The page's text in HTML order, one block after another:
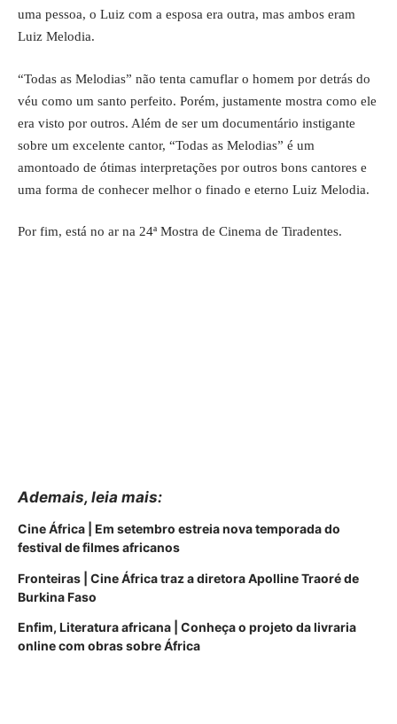
uma pessoa, o Luiz com a esposa era outra, mas ambos eram
Luiz Melodia.
“Todas as Melodias” não tenta camuflar o homem por detrás do
véu como um santo perfeito. Porém, justamente mostra como ele
era visto por outros. Além de ser um documentário instigante
sobre um excelente cantor, “Todas as Melodias” é um
amontoado de ótimas interpretações por outros bons cantores e
uma forma de conhecer melhor o finado e eterno Luiz Melodia.
Por fim, está no ar na 24ª Mostra de Cinema de Tiradentes.
Ademais, leia mais:
Cine África | Em setembro estreia nova temporada do
festival de filmes africanos
Fronteiras | Cine África traz a diretora Apolline Traoré de
Burkina Faso
Enfim, Literatura africana | Conheça o projeto da livraria
online com obras sobre África